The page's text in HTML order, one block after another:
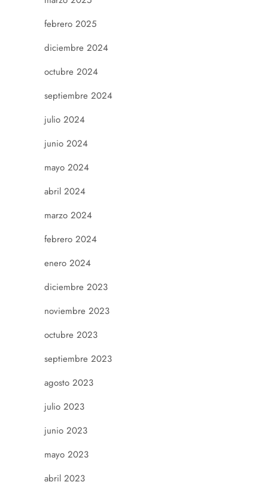
febrero 2025
diciembre 2024
octubre 2024
septiembre 2024
julio 2024
junio 2024
mayo 2024
abril 2024
marzo 2024
febrero 2024
enero 2024
diciembre 2023
noviembre 2023
octubre 2023
septiembre 2023
agosto 2023
julio 2023
junio 2023
mayo 2023
abril 2023